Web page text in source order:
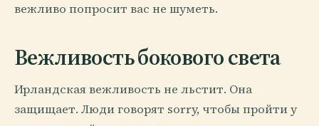
вежливо попросит вас не шуметь.
Вежливость бокового света
Ирландская вежливость не льстит. Она
защищает. Люди говорят sorry, чтобы пройти у